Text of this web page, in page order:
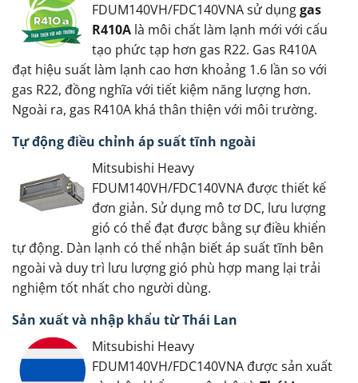
FDUM140VH/FDC140VNA sử dụnggas
R410A là môi chất làm lạnh mới với cấu
tạo phức tạp hơn gas R22. Gas R410A
đạt hiệu suất làm lạnh cao hơn khoảng 1.6 lần so với
gas R22, đồng nghĩa với tiết kiệm năng lượng hơn.
Ngoài ra, gas R410A khá thân thiện với môi trường.
Tự động điều chỉnh áp suất tĩnh ngoài
Mitsubishi Heavy
FDUM140VH/FDC140VNA được thiết kế
đơn giản. Sử dụng mô tơ DC, lưu lượng
gió có thể đạt được bằng sự điều khiển
tự động. Dàn lạnh có thể nhận biết áp suất tĩnh bên
ngoài và duy trì lưu lượng gió phù hợp mang lại trải
nghiệm tốt nhất cho người dùng.
Sản xuất và nhập khẩu từ Thái Lan
Mitsubishi Heavy
FDUM140VH/FDC140VNA được sản xuất